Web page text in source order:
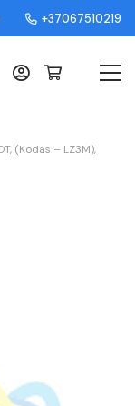
+37067510219
(Kodas – LZ3M),